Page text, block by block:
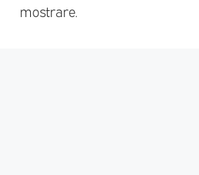
mostrare.